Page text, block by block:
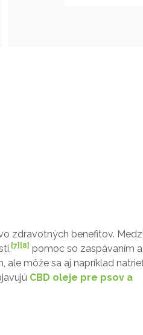
zdravotných benefitov.
[7] [8] pomoc so zaspávaním a
ale môže sa aj napríklad
CBD oleje pre psov a